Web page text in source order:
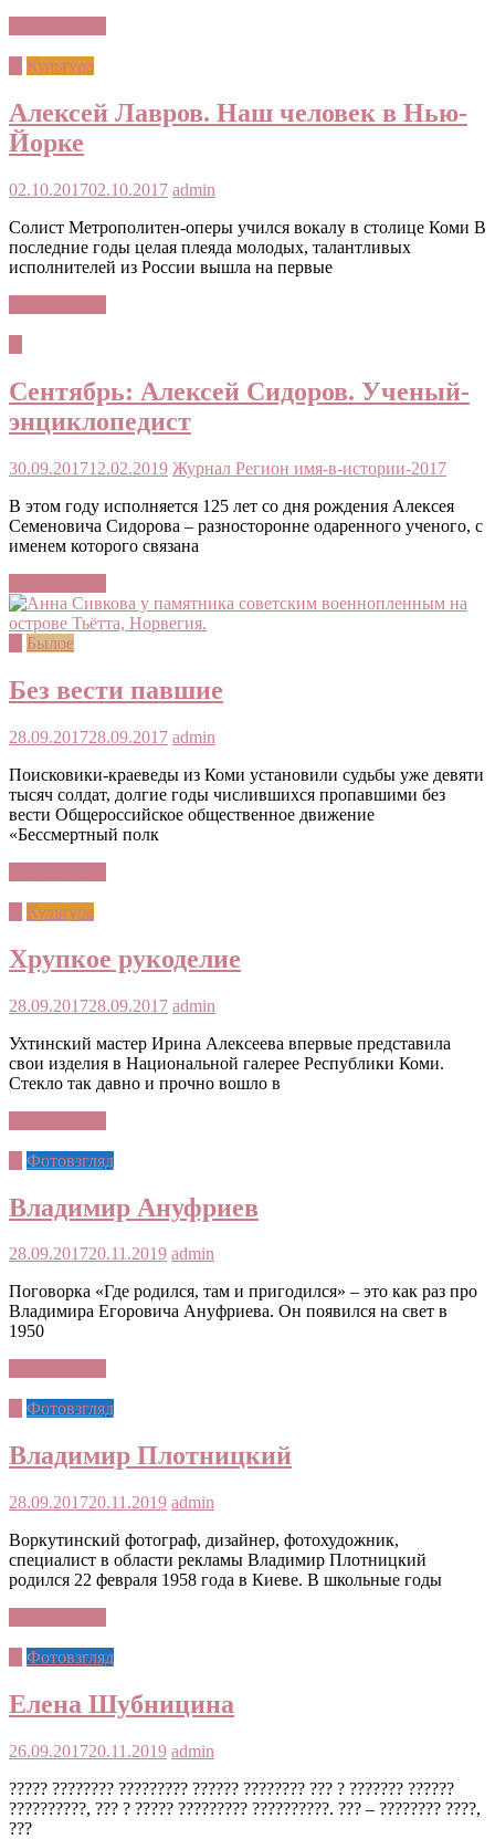
Культура
Алексей Лавров. Наш человек в Нью-
Йорке
02.10.201702.10.2017 admin
Солист Метрополитен-оперы учился вокалу в столице Коми В
последние годы целая плеяда молодых, талантливых
исполнителей из России вышла на первые
Сентябрь: Алексей Сидоров. Ученый-
энциклопедист
30.09.201712.02.2019 Журнал Регион имя-в-истории-2017
В этом году исполняется 125 лет со дня рождения Алексея
Семеновича Сидорова – разносторонне одаренного ученого, с
именем которого связана
Былое
Без вести павшие
28.09.201728.09.2017 admin
Поисковики-краеведы из Коми установили судьбы уже девяти
тысяч солдат, долгие годы числившихся пропавшими без
вести Общероссийское общественное движение
«Бессмертный полк
Культура
Хрупкое рукоделие
28.09.201728.09.2017 admin
Ухтинский мастер Ирина Алексеева впервые представила
свои изделия в Национальной галерее Республики Коми.
Стекло так давно и прочно вошло в
Фотовзгляд
Владимир Ануфриев
28.09.201720.11.2019 admin
Поговорка «Где родился, там и пригодился» – это как раз про
Владимира Егоровича Ануфриева. Он появился на свет в
1950
Фотовзгляд
Владимир Плотницкий
28.09.201720.11.2019 admin
Воркутинский фотограф, дизайнер, фотохудожник,
специалист в области рекламы Владимир Плотницкий
родился 22 февраля 1958 года в Киеве. В школьные годы
Фотовзгляд
Елена Шубницина
26.09.201720.11.2019 admin
????? ???????? ????????? ?????? ???????? ??? ? ??????? ??????
??????????, ??? ? ????? ????????? ??????????. ??? – ???????? ????,
???